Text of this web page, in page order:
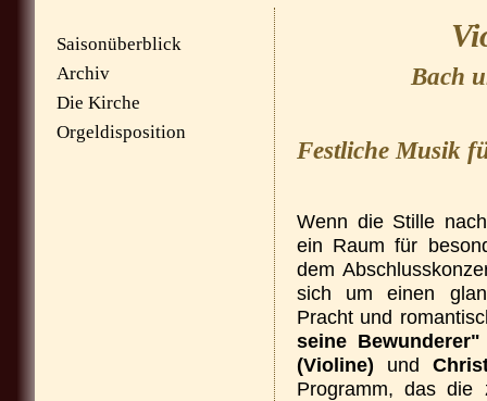
Saisonüberblick
Archiv
Die Kirche
Orgeldisposition
Bach
Festliche Musik
Wenn die Stille
ein Raum für
dem
sich um einen
Pracht und
seine Bewunderer"
(Violine) und
Programm, das die